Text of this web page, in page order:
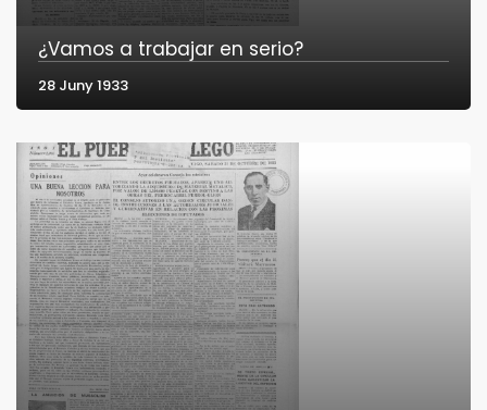
¿Vamos a trabajar en serio?
28 Juny 1933